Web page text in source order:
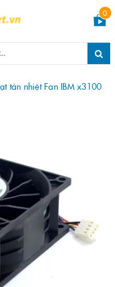
0
tản nhiệt Fan IBM x3100